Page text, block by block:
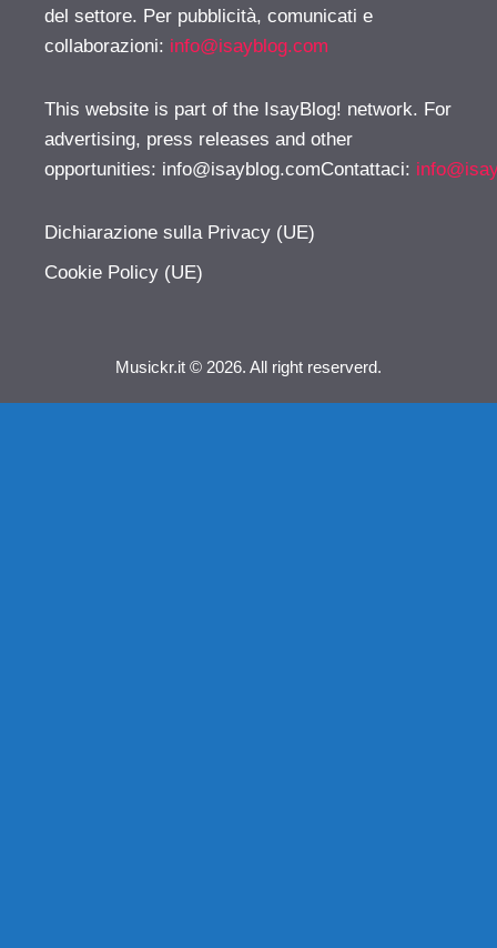
del settore. Per pubblicità, comunicati e
collaborazioni: info@isayblog.com
This website is part of the IsayBlog! network. For
advertising, press releases and other
opportunities: info@isayblog.comContattaci:
Dichiarazione sulla Privacy (UE)
Cookie Policy (UE)
Musickr.it © 2026. All right reserverd.